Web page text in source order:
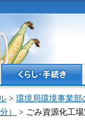
> 環境局環境事業部
）
> ごみ資源化工